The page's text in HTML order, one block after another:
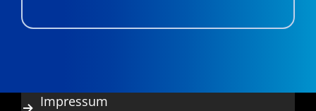
Impressum